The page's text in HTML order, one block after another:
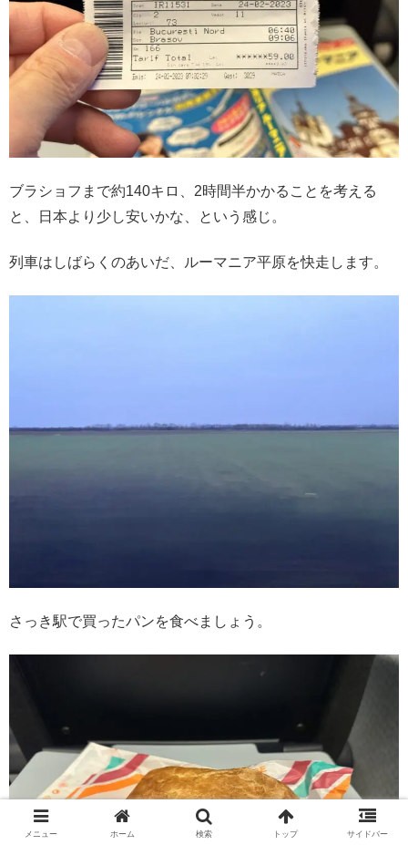
ブラショフまで約140キロ、2時間半かかることを考える
と、日本より少し安いかな、という感じ。
列車はしばらくのあいだ、ルーマニア平原を快走します。
さっき駅で買ったパンを食べましょう。
メニュー ホーム 検索 トップ サイドバー